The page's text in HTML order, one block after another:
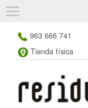
963 666 741
Tienda física